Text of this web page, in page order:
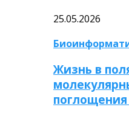
25.05.2026
Жизнь в